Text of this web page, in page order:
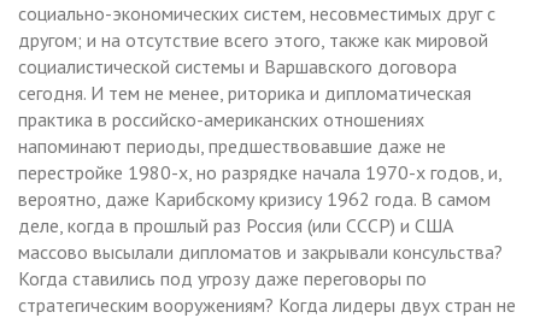
социально-экономических систем, несовместимых друг с
другом; и на отсутствие всего этого, также как мировой
социалистической системы и Варшавского договора
сегодня. И тем не менее, риторика и дипломатическая
практика в российско-американских отношениях
напоминают периоды, предшествовавшие даже не
перестройке 1980-х, но разрядке начала 1970-х годов, и,
вероятно, даже Карибскому кризису 1962 года. В самом
деле, когда в прошлый раз Россия (или СССР) и США
массово высылали дипломатов и закрывали консульства?
Когда ставились под угрозу даже переговоры по
стратегическим вооружениям? Когда лидеры двух стран не